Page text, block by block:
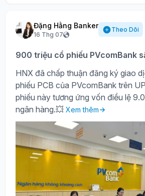
Đặng Hằng Banker
16 Thg 07
Theo Dõi
900 triệu cổ phiếu PVcomBank
HNX đã chấp thuận đăng ký giao
phiếu PCB của PVcomBank trên
phiếu này tương ứng vốn điều lệ
ngân hàng.💥 Xem thêm